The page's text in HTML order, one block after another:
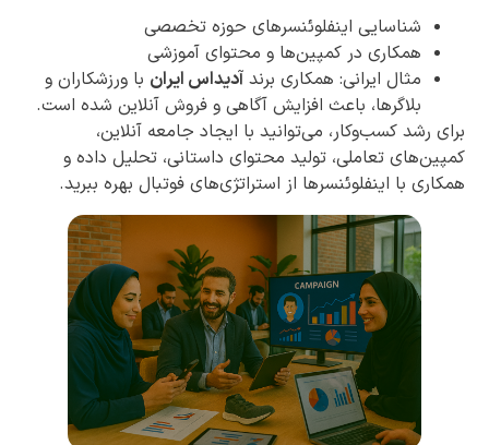
شناسایی اینفلوئنسرهای حوزه تخصصی
همکاری در کمپین‌ها و محتوای آموزشی
مثال ایرانی: همکاری برند آدیداس ایران با ورزشکاران و
بلاگرها، باعث افزایش آگاهی و فروش آنلاین شده است.
برای رشد کسب‌وکار، می‌توانید با ایجاد جامعه آنلاین،
کمپین‌های تعاملی، تولید محتوای داستانی، تحلیل داده و
همکاری با اینفلوئنسرها از استراتژی‌های فوتبال بهره ببرید.